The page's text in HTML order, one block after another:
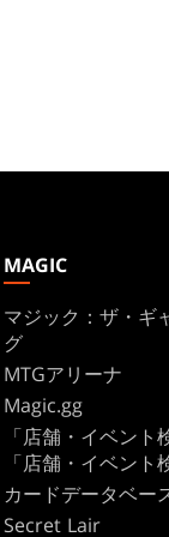
MAGIC
マジック：ザ・ギ
グ
MTGアリーナ
Magic.gg
「店舗・イベント
「店舗・イベント
カードデータベー
Secret Lair